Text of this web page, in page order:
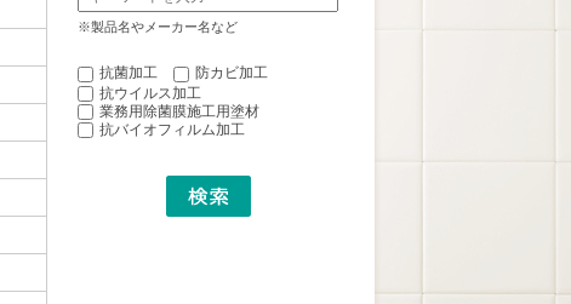
※製品名やメーカー名など
抗菌加工
防カビ加工
抗ウイルス加工
業務用除菌膜施工用塗材
抗バイオフィルム加工